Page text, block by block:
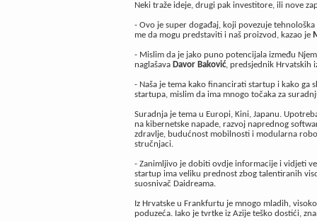
Neki traže ideje, drugi pak investitore, ili nove
- Ovo je super događaj, koji povezuje
me da mogu predstaviti i naš proizvod, kazao je
- Mislim da je jako puno potencijala između
naglašava Davor Baković, predsjednik Hrvatskih
- Naša je tema kako financirati startup i kako ga
startupa, mislim da ima mnogo točaka za
Suradnja je tema u Europi, Kini, Japanu.
na kibernetske napade, razvoj naprednog
zdravlje, budućnost mobilnosti i modularna
stručnjaci.
- Zanimljivo je dobiti ovdje informacije i vidjeti
startup ima veliku prednost zbog talentiranih
suosnivač Daidreama.
Iz Hrvatske u Frankfurtu je mnogo mladih,
poduzeća. Iako je tvrtke iz Azije teško dostići,